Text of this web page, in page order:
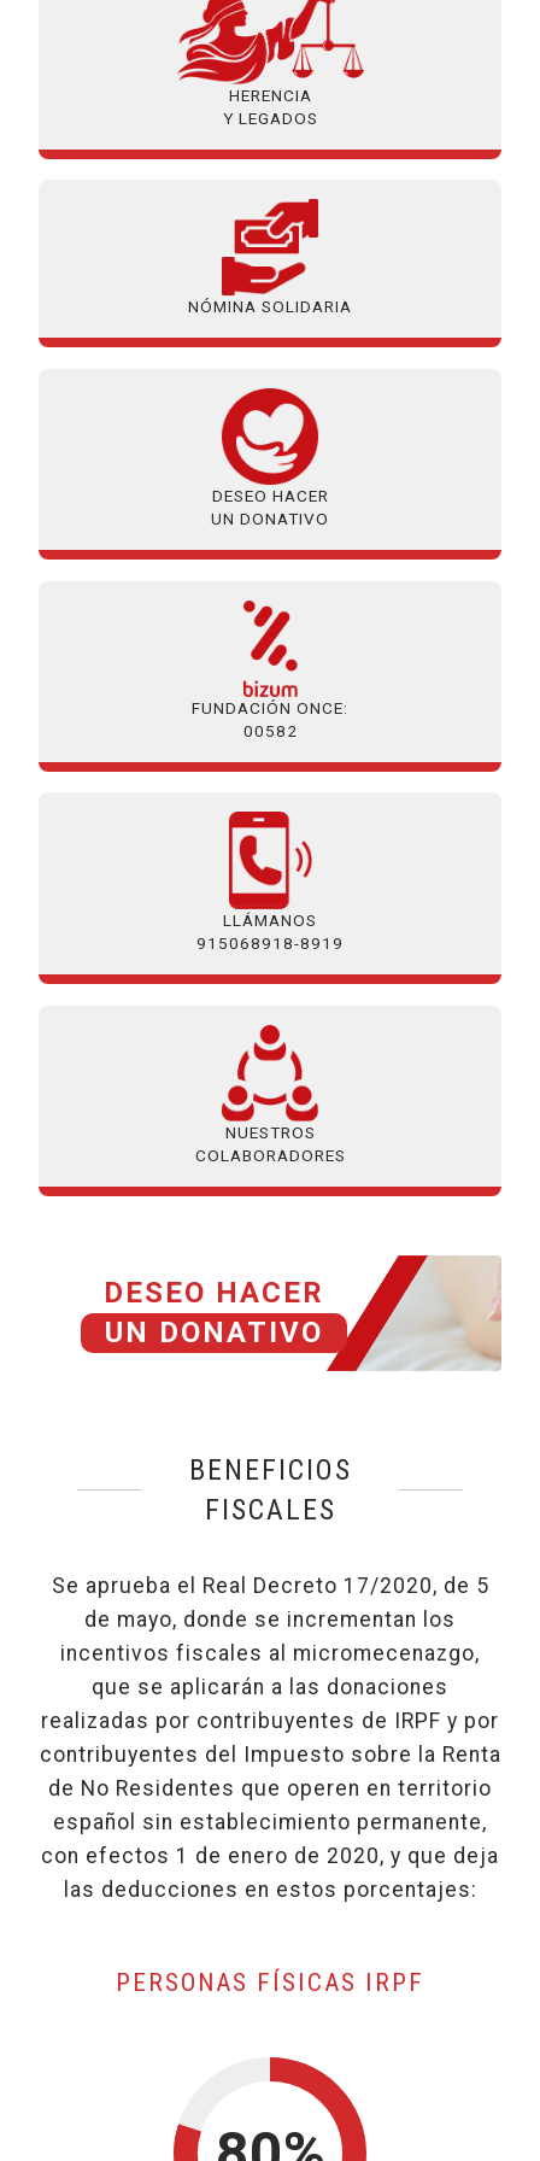
HERENCIA
Y LEGADOS
NÓMINA SOLIDARIA
DESEO HACER
UN DONATIVO
FUNDACIÓN ONCE:
00582
LLÁMANOS
915068918-8919
NUESTROS
COLABORADORES
DESEO HACER
UN DONATIVO
BENEFICIOS
FISCALES
Se aprueba el Real Decreto 17/2020, de 5
de mayo, donde se incrementan los
incentivos fiscales al micromecenazgo,
que se aplicarán a las donaciones
realizadas por contribuyentes de IRPF y por
contribuyentes del Impuesto sobre la Renta
de No Residentes que operen en territorio
español sin establecimiento permanente,
con efectos 1 de enero de 2020, y que deja
las deducciones en estos porcentajes:
PERSONAS FÍSICAS IRPF